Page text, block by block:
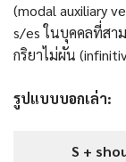
(modal auxiliary
s/es ในบุคคลที่สา
กริยาไม่ผัน
รูปแบบบอกเล่า:
S +